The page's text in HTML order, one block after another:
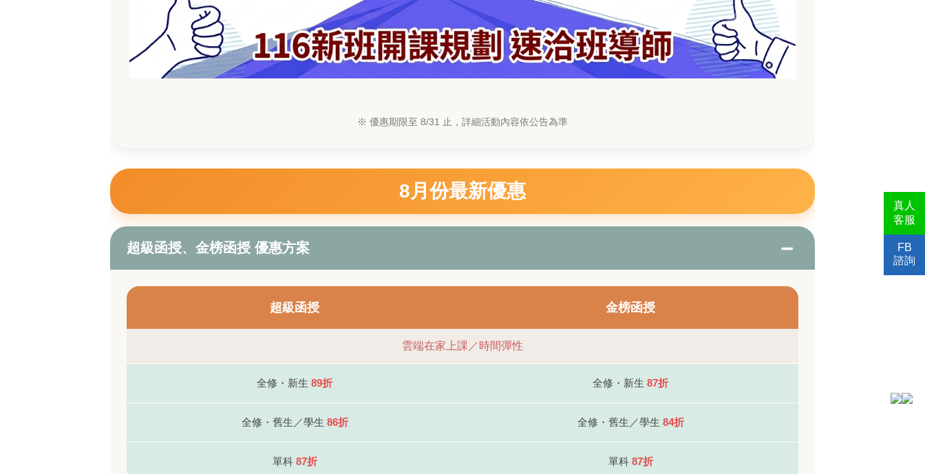
真人
客服
FB
諮詢
※ 優惠期限至 8/31 止，詳細活動內容依公告為準
8月份最新優惠
超級函授、金榜函授 優惠方案
超級函授 金榜函授
雲端在家上課／時間彈性
全修・新生 89折 全修・新生 87折
全修・舊生／學生 86折 全修・舊生／學生 84折
單科 87折 單科 87折